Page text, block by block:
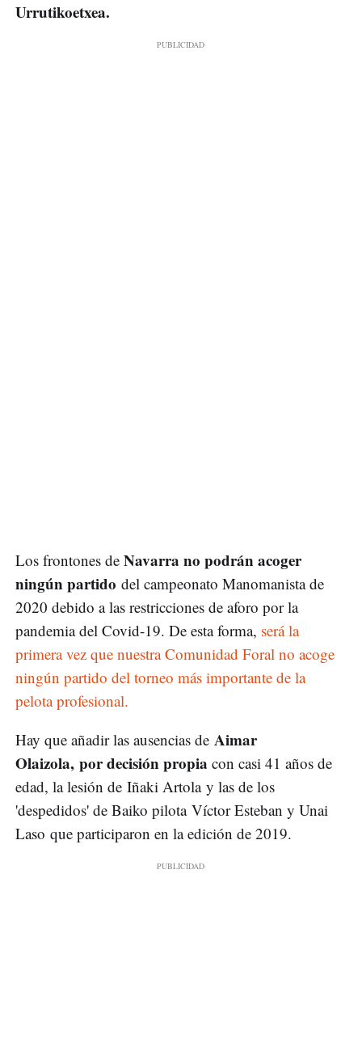
Urrutikoetxea.
Los frontones de Navarra no podrán acoger
ningún partido del campeonato Manomanista de
2020 debido a las restricciones de aforo por la
pandemia del Covid-19. De esta forma, será la
primera vez que nuestra Comunidad Foral no acoge
ningún partido del torneo más importante de la
pelota profesional.
Hay que añadir las ausencias de Aimar
Olaizola, por decisión propia con casi 41 años de
edad, la lesión de Iñaki Artola y las de los
'despedidos' de Baiko pilota Víctor Esteban y Unai
Laso que participaron en la edición de 2019.